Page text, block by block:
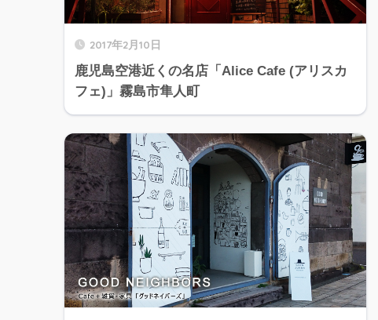
2017年2月10日
鹿児島空港近くの名店「Alice Cafe (アリスカ
フェ)」霧島市隼人町